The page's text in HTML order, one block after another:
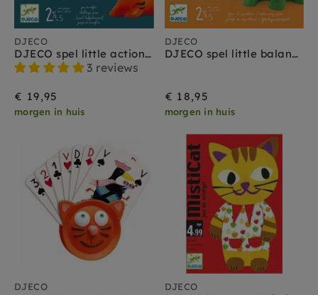
DJECO
DJECO spel little action 2.5-5 jr+
3 reviews
€ 19,95
morgen in huis
DJECO
DJECO spel little balancing 2.5-5 jr+
€ 18,95
morgen in huis
DJECO DJECO